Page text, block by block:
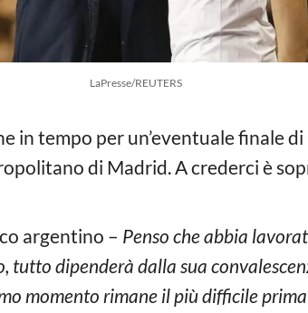
LaPresse/REUTERS
in tempo per un’eventuale finale
di Madrid. A crederci è
argentino – Penso che abbia
tutto dipenderà dalla sua
momento rimane il più difficile